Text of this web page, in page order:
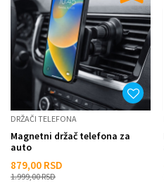
DRŽAČI TELEFONA
Magnetni držač telefona za
auto
879,00 RSD
1.999,00RSD